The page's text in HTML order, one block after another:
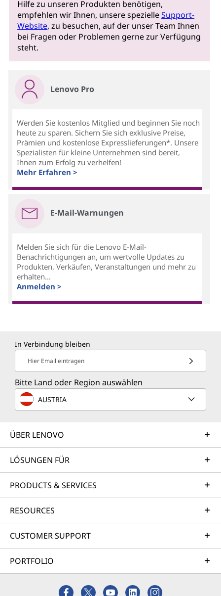
Hilfe zu unseren Produkten benötigen,
empfehlen wir Ihnen, unsere spezielleSupport-
Website, zu besuchen, auf der unser Team Ihnen
bei Fragen oder Problemen gerne zur Verfügung
steht.
Lenovo Pro
Werden Sie kostenlos Mitglied und beginnen Sie noch
heute zu sparen. Sichern Sie sich exklusive Preise,
Prämien und kostenlose Expresslieferungen*. Unsere
Spezialisten für kleine Unternehmen sind bereit,
Ihnen zum Erfolg zu verhelfen!
Mehr Erfahren >
E-Mail-Warnungen
Melden Sie sich für die Lenovo E-Mail-
Benachrichtigungen an, um wertvolle Updates zu
Produkten, Verkäufen, Veranstaltungen und mehr zu
erhalten...
Anmelden >
In Verbindung bleiben
Hier Email eintragen
Bitte Land oder Region auswählen
AUSTRIA
ÜBER LENOVO
LÖSUNGEN FÜR
PRODUCTS & SERVICES
RESOURCES
CUSTOMER SUPPORT
PORTFOLIO